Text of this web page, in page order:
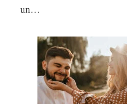
un…